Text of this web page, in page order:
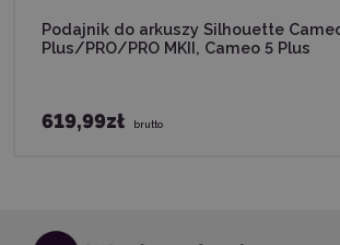
Podajnik do arkuszy Silhouette
Plus/PRO/PRO MKII, Cameo 5 Plus
619,99zł brutto